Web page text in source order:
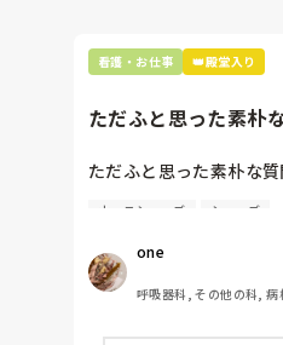
看護・お仕事 👑殿堂入り
ただふと思った素朴
ただふと思った素朴な質
自費購入するナースシ
ますか？
わたしの職場の指定は
すぐに汚くなるので
ナースシューズ シューズ
one
呼吸器科, その他の科,